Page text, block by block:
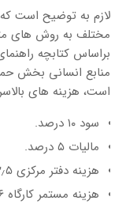
لازم به توضیح است
مختلف به روش های
براساس کتابچه
منابع انسانی بخش
است، هزینه های
سود ۱۰ درصد.
مالیات ۵ درصد.
هزینه دفتر مرکزی ۲٫۵ درصد.
هزینه مستمر کارگاه ۶ درصد.